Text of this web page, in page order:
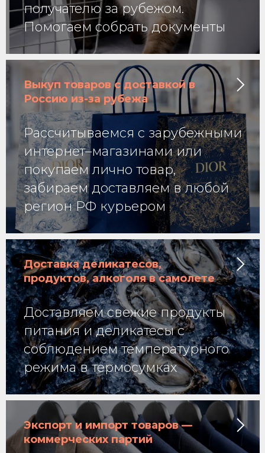
получателю за рубежом.
Помогаем собрать документы
Выкуп товаров с доставкой в
Россию из-за рубежа
Рассчитываемся с зарубежными
интернет–магазинами или
покупаем лично товар,
забираем доставляем в любой
регион РФ курьером
Доставка деликатесов,
продуктов, алкоголя в самолете
Доставляем свежие продукты
питания и деликатесы с
соблюдением температурного
режима в термосумках
Экспорт и импорт товаров —
коммерческих партий